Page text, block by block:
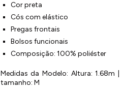
Cor preta
Cós com elástico
Pregas frontais
Bolsos funcionais
Composição: 100% poliéster
Medidas da Modelo: Altura: 1.68m
tamanho: M